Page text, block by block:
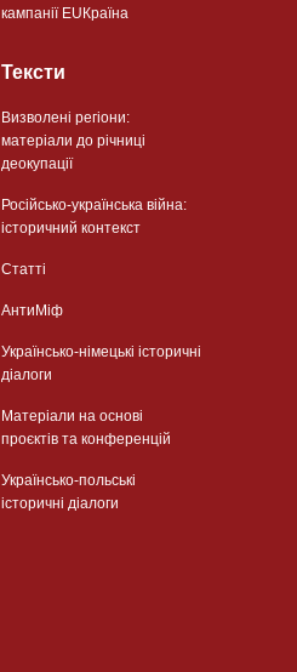
кампанії EUКраїна
Тексти
Визволені регіони:
матеріали до річниці
деокупації
Російсько-українська війна:
історичний контекст
Статті
АнтиМіф
Українсько-німецькі історичні
діалоги
Матеріали на основі
проєктів та конференцій
Українсько-польські
історичні діалоги